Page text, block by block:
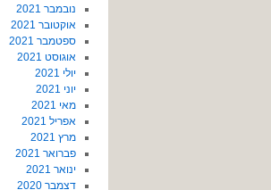
נובמבר 2021
אוקטובר 2021
ספטמבר 2021
אוגוסט 2021
יולי 2021
יוני 2021
מאי 2021
אפריל 2021
מרץ 2021
פברואר 2021
ינואר 2021
דצמבר 2020